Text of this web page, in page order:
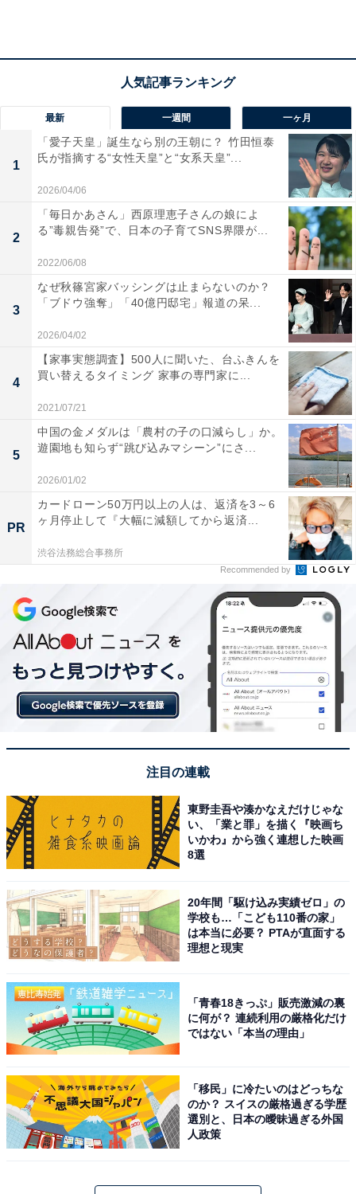
（40.5％）でした。
「とても疲れている」お父さんは昨年より増えて
いる
普段から「疲れを感じている」お父さんは8割以上
普段、「とても疲れを感じる」と「疲れを感じる」と回
答したお父さんは合わせて84％を占めました。「とても
疲れを感じる」お父さんの割合は、昨年の調査に比べて
2ポイントアップしています。
子どもが高校生になれば、少し疲れは和らぐかも……？
お父さんの疲れの程度を子どもの年齢別に見てみると、
子どもが0歳から中学生までは「とても疲れを感じる」
お父さんの割合は4割を超えていますが、子どもが高校
生になると31％まで減り、子どもの年齢が上がるほど疲
れの程度が和らいでいく傾向にあるようです。
最新 一週間 一ヶ月
1
「愛子天皇」誕生なら別の王朝に？ 竹田恒泰
氏が指摘する“女性天皇”と“女系天皇”...
2026/04/06
2
「毎日かあさん」西原理恵子さんの娘によ
る”毒親告発”で、日本の子育てSNS界隈が...
2022/06/08
3
なぜ秋篠宮家バッシングは止まらないのか？
「ブドウ強奪」「40億円邸宅」報道の呆...
2026/04/02
4
【家事実態調査】500人に聞いた、台ふきんを
買い替えるタイミング 家事の専門家に...
2021/07/21
5
中国の金メダルは「農村の子の口減らし」か。
遊園地も知らず“跳び込みマシーン”にさ...
2026/01/02
PR
カードローン50万円以上の人は、返済を3～6
ヶ月停止して『大幅に減額してから返済...
渋谷法務総合事務所
Recommended by
注目の連載
東野圭吾や湊かなえだけじゃな
い、「業と罪」を描く『映画ち
いかわ』から強く連想した映画
8選
20年間「駆け込み実績ゼロ」の
学校も…「こども110番の家」
は本当に必要？ PTAが直面する
理想と現実
「青春18きっぷ」販売激減の裏
に何が？ 連続利用の厳格化だけ
ではない「本当の理由」
「移民」に冷たいのはどっちな
のか？ スイスの厳格過ぎる学歴
選別と、日本の曖昧過ぎる外国
人政策